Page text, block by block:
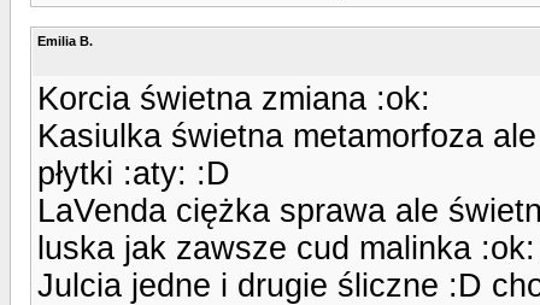
Emilia B.
Korcia świetna zmiana :ok:
Kasiulka świetna metamorfoza
płytki :aty: :D
LaVenda ciężka sprawa ale
luska jak zawsze cud malinka :ok:
Julcia jedne i drugie śliczne :D